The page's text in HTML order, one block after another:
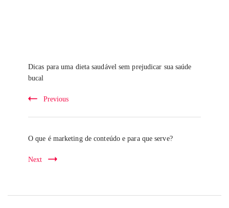
Navigation
Dicas para uma dieta saudável sem prejudicar sua saúde
bucal
Previous
O que é marketing de conteúdo e para que serve?
Next